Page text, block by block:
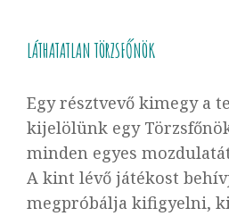
LÁTHATATLAN TÖRZSFŐNÖK
Egy résztvevő kimegy a
kijelölünk egy
minden egyes
A kint lévő játékost
megpróbálja kifigyelni,